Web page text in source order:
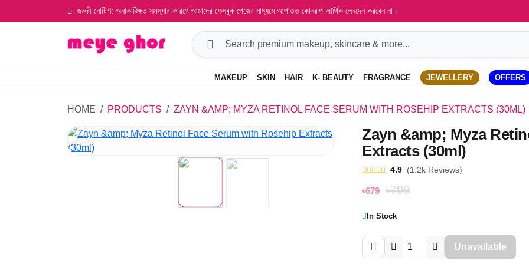
জরুরী নোটিশ: অনাকাঙ্ক্ষিত সমস্যার কারণে আমাদের ফেসবুক পেজের মাধ্যমে আপাতত কোনরূপ আর্থিক লেনদেন করবেন না।
MAKEUP SKIN HAIR K- BEAUTY FRAGRANCE JEWELLERY OFFERS
HOME PRODUCTS ZAYN &AMP; MYZA RETINOL FACE SERUM WITH ROSEHIP EXTRACTS (30ML)
Zayn &amp; Myza
Extracts (30ml)
4.9 (1.2k Reviews)
৳679 ৳799
In Stock
Unavailable